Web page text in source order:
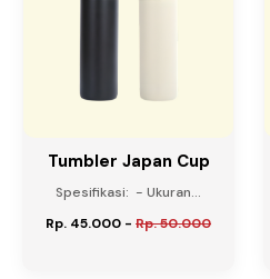
Tumbler Japan Cup
Spesifikasi: - Ukuran...
Rp. 45.000 - Rp. 50.000